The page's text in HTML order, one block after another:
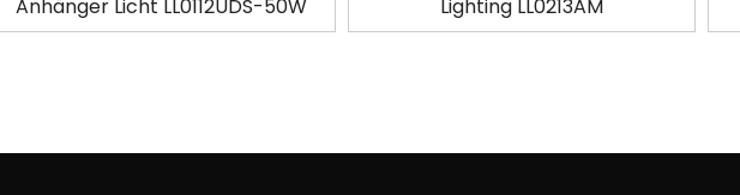
Anhänger Licht LL0112UDS-50W
Lighting LL0213AM